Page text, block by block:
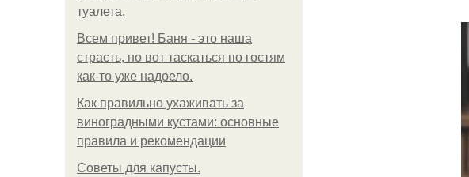
туалета.
Всем привет! Баня - это наша
страсть, но вот таскаться по гостям
как-то уже надоело.
Как правильно ухаживать за
виноградными кустами: основные
правила и рекомендации
Советы для капусты.